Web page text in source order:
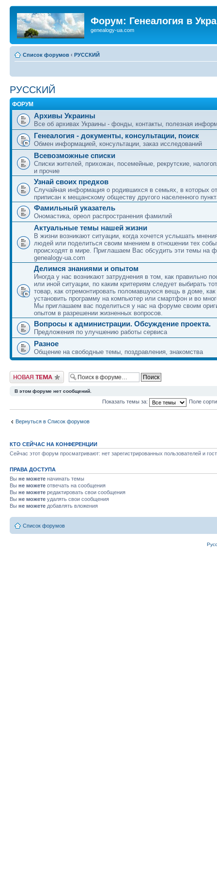
Форум: Генеалогия в
genealogy-ua.com
Список форумов ‹ РУССКИЙ
РУССКИЙ
ФОРУМ
Архивы Украины
Все об архивах Украины - фонды, контакты, полезная
Генеалогия - документы, консультации, поиск
Обмен информацией, консультации, заказ исследований
Всевозможные списки
Списки жителей, прихожан, посемейные, рекрутские,
и прочие
Узнай своих предков
Случайная информация о родившихся в семьях, в которых
приписан к мещанскому обществу другого населенного
Фамильный указатель
Ономастика, ореол распространения фамилий
Актуальные темы нашей жизни
В жизни возникают ситуации, когда хочется услышать
людей или поделиться своим мнением в отношении тех
происходят в мире. Приглашаем Вас обсудить эти темы на
genealogy-ua.com
Делимся знаниями и опытом
Иногда у нас возникают затруднения в том, как правильно
или иной ситуации, по каким критериям следует выбирать
товар, как отремонтировать поломавшуюся вещь в доме, как
установить программу на компьютер или смартфон и во
Мы приглашаем вас поделиться у нас на форуме своим
опытом в разрешении жизненных вопросов.
Вопросы к администрации. Обсуждение проекта.
Предложения по улучшению работы сервиса
Разное
Общение на свободные темы, поздравления, знакомства
Новая тема
В этом форуме нет сообщений.
Показать темы за: Поле
Вернуться в Список форумов
КТО СЕЙЧАС НА КОНФЕРЕНЦИИ
Сейчас этот форум просматривают: нет зарегистрированных пользователей и
ПРАВА ДОСТУПА
Вы не можете начинать темы
Вы не можете отвечать на сообщения
Вы не можете редактировать свои сообщения
Вы не можете удалять свои сообщения
Вы не можете добавлять вложения
Список форумов